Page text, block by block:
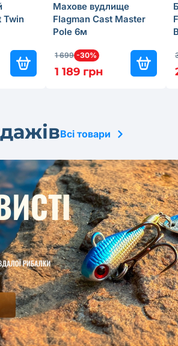
Махове вудлище
Flagman Cast Master
Pole 6м
1 699 -30%
1 189 грн
Twin
Всі товари